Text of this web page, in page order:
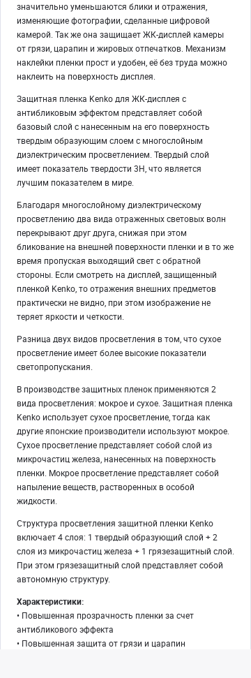
значительно уменьшаются блики и отражения,
изменяющие фотографии, сделанные цифровой
камерой. Так же она защищает ЖК-дисплей камеры
от грязи, царапин и жировых отпечатков. Механизм
наклейки пленки прост и удобен, её без труда можно
наклеить на поверхность дисплея.
Защитная пленка Kenko для ЖК-дисплея с
антибликовым эффектом представляет собой
базовый слой с нанесенным на его поверхность
твердым образующим слоем с многослойным
диэлектрическим просветлением. Твердый слой
имеет показатель твердости 3H, что является
лучшим показателем в мире.
Благодаря многослойному диэлектрическому
просветлению два вида отраженных световых волн
перекрывают друг друга, снижая при этом
бликование на внешней поверхности пленки и в то же
время пропуская выходящий свет с обратной
стороны. Если смотреть на дисплей, защищенный
пленкой Kenko, то отражения внешних предметов
практически не видно, при этом изображение не
теряет яркости и четкости.
Разница двух видов просветления в том, что сухое
просветление имеет более высокие показатели
светопропускания.
В производстве защитных пленок применяются 2
вида просветления: мокрое и сухое. Защитная пленка
Kenko использует сухое просветление, тогда как
другие японские производители используют мокрое.
Сухое просветление представляет собой слой из
микрочастиц железа, нанесенных на поверхность
пленки. Мокрое просветление представляет собой
напыление веществ, растворенных в особой
жидкости.
Структура просветления защитной пленки Kenko
включает 4 слоя: 1 твердый образующий слой + 2
слоя из микрочастиц железа + 1 грязезащитный слой.
При этом грязезащитный слой представляет собой
автономную структуру.
Характеристики:
• Повышенная прозрачность пленки за счет
антибликового эффекта
• Повышенная защита от грязи и царапин